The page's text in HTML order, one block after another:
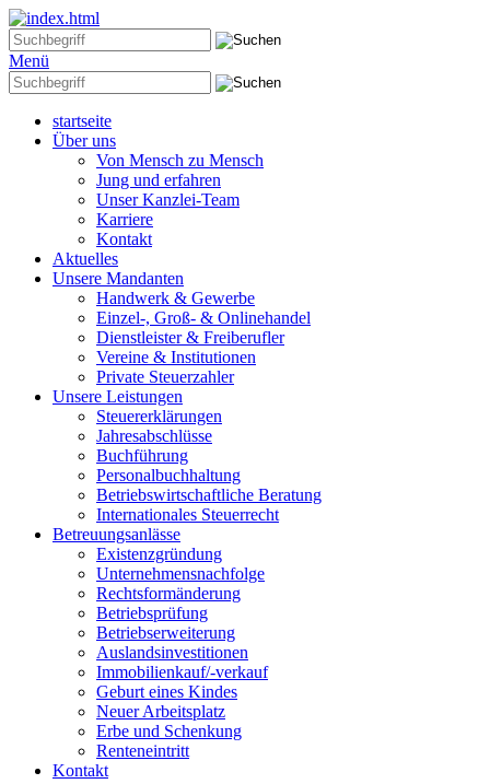
Menü
startseite
Über uns
Von Mensch zu Mensch
Jung und erfahren
Unser Kanzlei-Team
Karriere
Kontakt
Aktuelles
Unsere Mandanten
Handwerk & Gewerbe
Einzel-, Groß- & Onlinehandel
Dienstleister & Freiberufler
Vereine & Institutionen
Private Steuerzahler
Unsere Leistungen
Steuererklärungen
Jahresabschlüsse
Buchführung
Personalbuchhaltung
Betriebswirtschaftliche Beratung
Internationales Steuerrecht
Betreuungsanlässe
Existenzgründung
Unternehmensnachfolge
Rechtsformänderung
Betriebsprüfung
Betriebserweiterung
Auslandsinvestitionen
Immobilienkauf/-verkauf
Geburt eines Kindes
Neuer Arbeitsplatz
Erbe und Schenkung
Renteneintritt
Kontakt